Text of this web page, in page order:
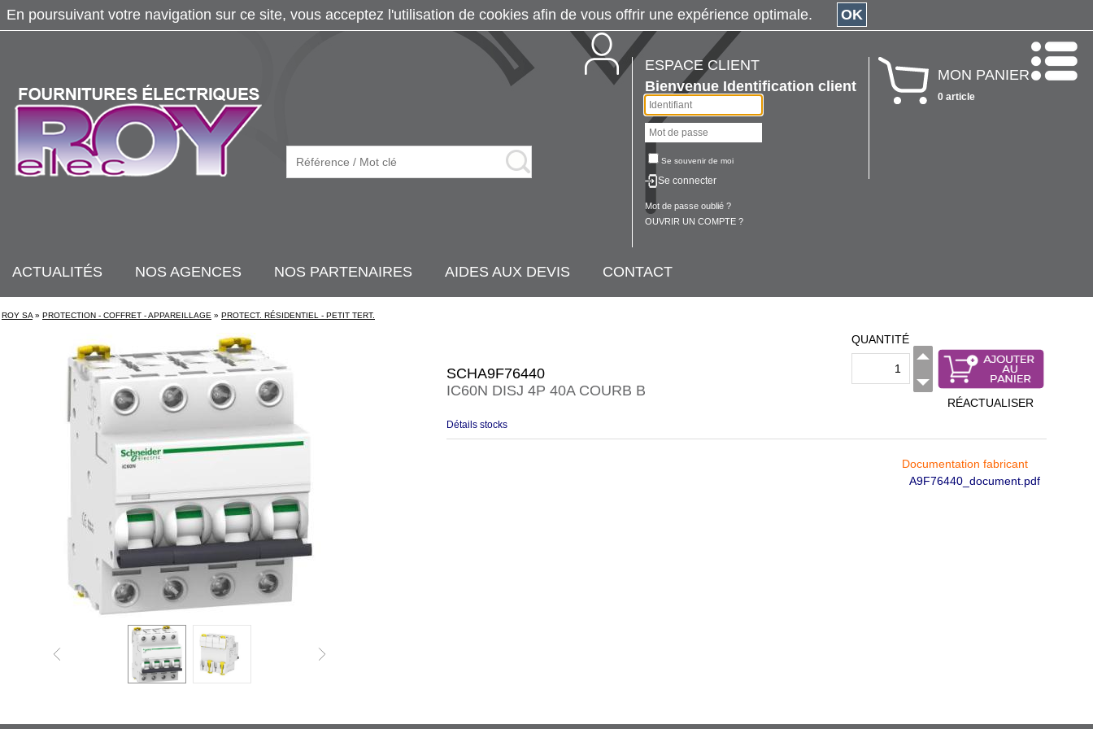
ESPACE CLIENT
Bienvenue Identification client
Se souvenir de moi
Se connecter
Mot de passe oublié ?
OUVRIR UN COMPTE ?
MON PANIER
0 article
ACTUALITÉS NOS AGENCES NOS PARTENAIRES AIDES AUX DEVIS CONTACT
ROY SA » PROTECTION - COFFRET - APPAREILLAGE » PROTECT. RÉSIDENTIEL - PETIT TERT.
SCHA9F76440
IC60N DISJ 4P 40A COURB B
QUANTITÉ
RÉACTUALISER
Détails stocks
Documentation fabricant
A9F76440_document.pdf
En poursuivant votre navigation sur ce site, vous acceptez l'utilisation de cookies afin de vous offrir une expérience optimale. OK